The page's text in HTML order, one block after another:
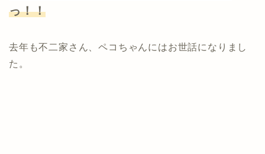
っ！！
去年も不二家さん、ペコちゃんにはお世話になりまし
た。